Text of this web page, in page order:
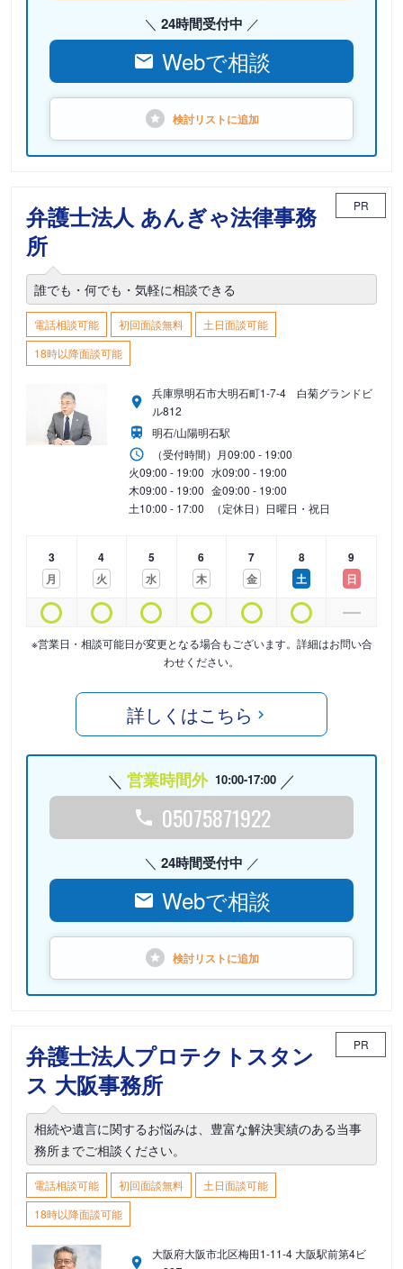
24時間受付中
Webで相談
検討リストに追加
弁護士法人 あんぎゃ法律事務
所
PR
誰でも・何でも・気軽に相談できる
電話相談可能 初回面談無料
土日面談可能
18時以降面談可能
兵庫県明石市大明石町1-7-4 白菊グランドビ
ル812
明石/山陽明石駅
（受付時間） 月09:00 - 19:00
火09:00 - 19:00 水09:00 - 19:00
木09:00 - 19:00 金09:00 - 19:00
土10:00 - 17:00 （定休日）日曜日・祝日
3
月
4
火
5
水
6
木
7
金
8
土
9
日
※営業日・相談可能日が変更となる場合もございます。詳細はお問い合
わせください。
詳しくはこちら
営業時間外 10:00-17:00
05075871922
24時間受付中
Webで相談
検討リストに追加
弁護士法人プロテクトスタン
ス 大阪事務所
PR
相続や遺言に関するお悩みは、豊富な解決実績のある当事
務所までご相談ください。
電話相談可能 初回面談無料
土日面談可能
18時以降面談可能
大阪府大阪市北区梅田1-11-4 大阪駅前第4ビ